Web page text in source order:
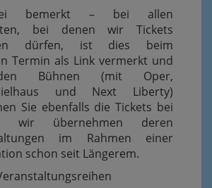
bemerkt – bei allen
bei denen wir Tickets
dürfen, ist dies beim
Termin als Link vermerkt und
Bühnen (mit Oper,
und Next Liberty)
Sie ebenfalls die Tickets bei
übernehmen deren
im Rahmen einer
schon seit Längerem.